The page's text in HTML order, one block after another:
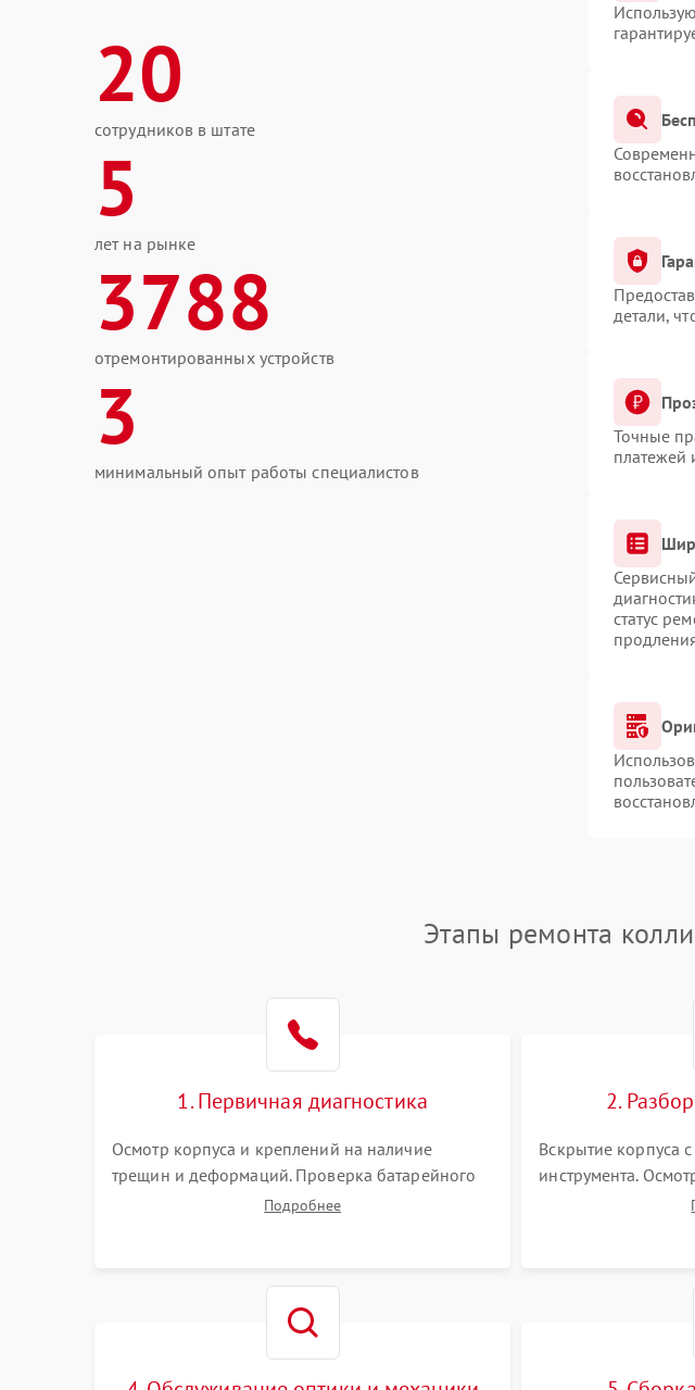
20
сотрудников в штате
5
лет на рынке
3788
отремонтированных устройств
3
минимальный опыт работы специалистов
детали,
Точные
платежей
статус
Этапы ремонта
1. Первичная диагностика
Осмотр корпуса и креплений на наличие
трещин и деформаций. Проверка батарейного
отсека, контактов и работы излучателя. Оценка
Подробнее
2.
Вскрытие корпуса
инструмента.
светодиодного или